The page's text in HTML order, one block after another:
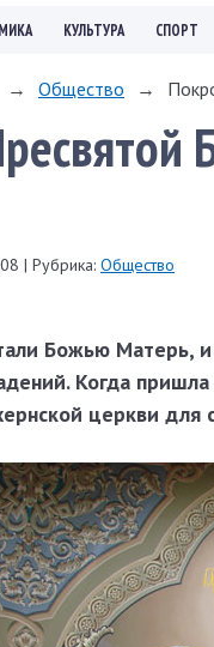
КУЛЬТУРА СПОРТ
→ Общество →
| Рубрика: Общество
Божью Матерь, и
Когда
церкви для